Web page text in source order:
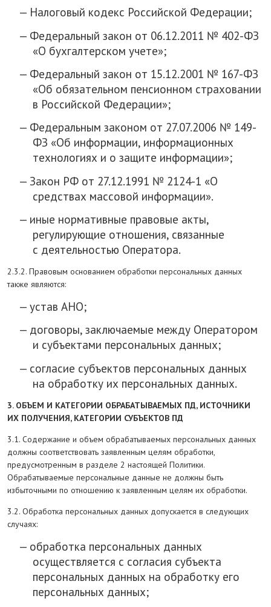
Налоговый кодекс Российской Федерации;
Федеральный закон от 06.12.2011 № 402-ФЗ
«О бухгалтерском учете»;
Федеральный закон от 15.12.2001 № 167-ФЗ
«Об обязательном пенсионном страховании
в Российской Федерации»;
Федеральным законом от 27.07.2006 № 149-
ФЗ «Об информации, информационных
технологиях и о защите информации»;
Закон РФ от 27.12.1991 № 2124-1 «О
средствах массовой информации».
иные нормативные правовые акты,
регулирующие отношения, связанные
с деятельностью Оператора.
2.3.2. Правовым основанием обработки персональных данных
также являются:
устав АНО;
договоры, заключаемые между Оператором
и субъектами персональных данных;
согласие субъектов персональных данных
на обработку их персональных данных.
3. ОБЪЕМ И КАТЕГОРИИ ОБРАБАТЫВАЕМЫХ ПД, ИСТОЧНИКИ
ИХ ПОЛУЧЕНИЯ, КАТЕГОРИИ СУБЪЕКТОВ ПД
3.1. Содержание и объем обрабатываемых персональных данных
должны соответствовать заявленным целям обработки,
предусмотренным в разделе 2 настоящей Политики.
Обрабатываемые персональные данные не должны быть
избыточными по отношению к заявленным целям их обработки.
3.2. Обработка персональных данных допускается в следующих
случаях:
обработка персональных данных
осуществляется с согласия субъекта
персональных данных на обработку его
персональных данных;